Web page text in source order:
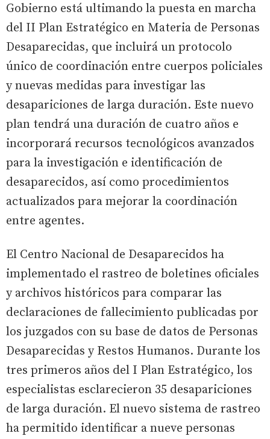
Gobierno está ultimando la puesta en marcha
del II Plan Estratégico en Materia de Personas
Desaparecidas, que incluirá un protocolo
único de coordinación entre cuerpos policiales
y nuevas medidas para investigar las
desapariciones de larga duración. Este nuevo
plan tendrá una duración de cuatro años e
incorporará recursos tecnológicos avanzados
para la investigación e identificación de
desaparecidos, así como procedimientos
actualizados para mejorar la coordinación
entre agentes.
El Centro Nacional de Desaparecidos ha
implementado el rastreo de boletines oficiales
y archivos históricos para comparar las
declaraciones de fallecimiento publicadas por
los juzgados con su base de datos de Personas
Desaparecidas y Restos Humanos. Durante los
tres primeros años del I Plan Estratégico, los
especialistas esclarecieron 35 desapariciones
de larga duración. El nuevo sistema de rastreo
ha permitido identificar a nueve personas